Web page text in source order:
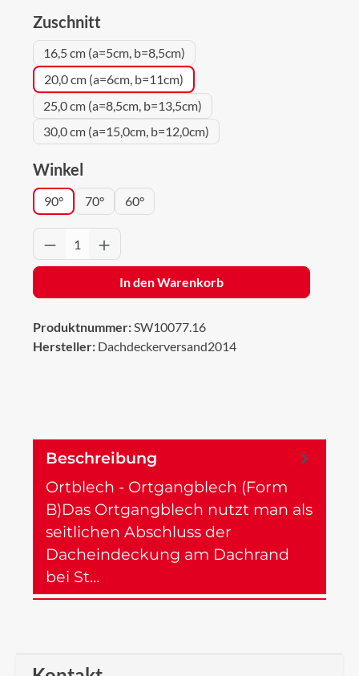
Zuschnitt
16,5 cm (a=5cm, b=8,5cm)
20,0 cm (a=6cm, b=11cm)
25,0 cm (a=8,5cm, b=13,5cm)
30,0 cm (a=15,0cm, b=12,0cm)
Winkel
90° 70° 60°
Produkt Anzahl: Gib den gewünschten
In den Warenkorb
Produktnummer:SW10077.16
Hersteller: Dachdeckerversand2014
Beschreibung
Ortblech - Ortgangblech (Form
B)Das Ortgangblech nutzt man als
seitlichen Abschluss der
Dacheindeckung am Dachrand
bei St…